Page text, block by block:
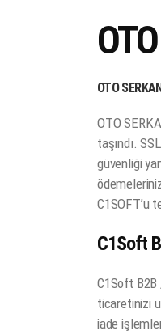
OTO
OTO
taşındı.
güvenliği
C1SOFT’u
C1Soft
C1Soft
ticaretinizi
iade